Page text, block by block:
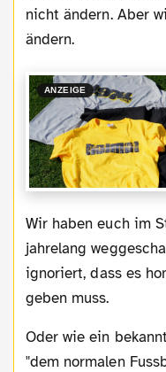
nicht ändern. Aber
ändern.
ANZEIGE
Wir haben euch im Stich gelassen. Wir Fans haben
jahrelang
ignoriert, dass es
geben muss.
Oder wie ein bekannter Geschäftsführer mal sagte:
"dem normalen